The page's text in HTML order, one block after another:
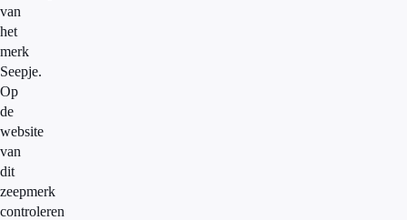
van
het
merk
Seepje.
Op
de
website
van
dit
zeepmerk
controleren